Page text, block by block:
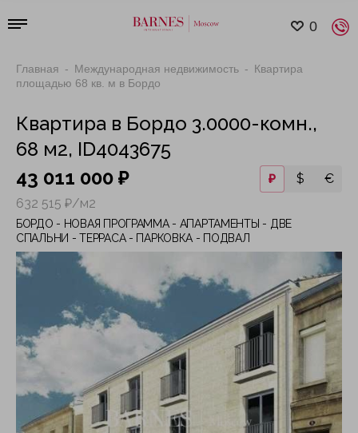
0
Главная Международная недвижимость
Квартира
площадью 68 кв. м в Бордо
Квартира в Бордо 3.0000-комн.,
68 м2, ID4043675
43 011 000 ₽
632 515 ₽/м2
₽ $ €
БОРДО - НОВАЯ ПРОГРАММА - АПАРТАМЕНТЫ - ДВЕ
СПАЛЬНИ - ТЕРРАСА - ПАРКОВКА - ПОДВАЛ